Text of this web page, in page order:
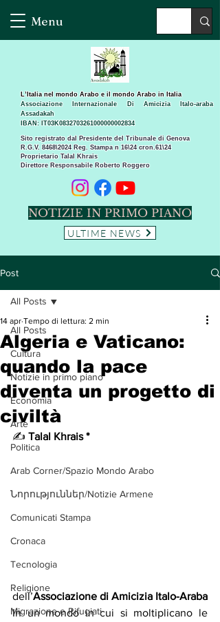
Menu
Sito registrato dal Presidente del Tribunale di Genova
R.G.V. 8468\2024 Reg. Stampa n 16\24 cron.61\24 ​
Proprietario Talal Khrais
Direttore Responsabile Roberto Roggero
L’Italia nel mondo Arabo e il mondo Arabo in Italia
Associazione Internazionale Di Amicizia Italo-araba
Assadakah
IBAN: IT03K0832703261000000002834
NOTIZIE IN PRIMO PIANO
ULTIME NEWS
Post
All Posts
Cultura
Notizie in primo piano
Economia
Arte
Politica
Arab Corner/Spazio Mondo Arabo
Նորություններ/Notizie Armene
Comunicati Stampa
Cronaca
Tecnologia
Religione
Migrazione e Rifugiati
All Posts
Algeria e Vaticano:
quando la pace
diventa un progetto di
civiltà
14 apr Tempo di lettura: 2 min
✍️ Talal Khrais *
dell’Associazione di Amicizia Italo-Araba
In un mondo in cui si moltiplicano le